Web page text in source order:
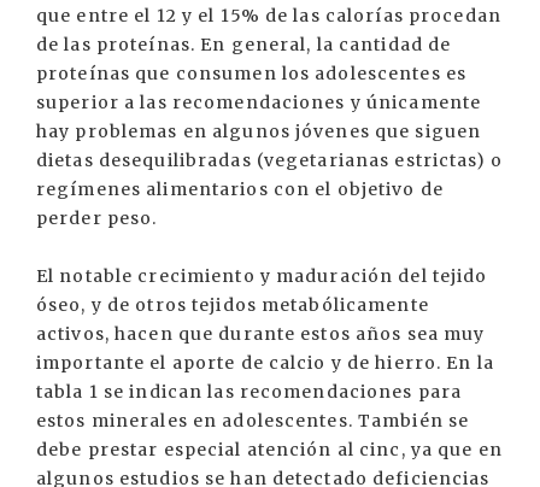
que entre el 12 y el 15% de las calorías procedan
de las proteínas. En general, la cantidad de
proteínas que consumen los adolescentes es
superior a las recomendaciones y únicamente
hay problemas en algunos jóvenes que siguen
dietas desequilibradas (vegetarianas estrictas) o
regímenes alimentarios con el objetivo de
perder peso.
El notable crecimiento y maduración del tejido
óseo, y de otros tejidos metabólicamente
activos, hacen que durante estos años sea muy
importante el aporte de calcio y de hierro. En la
tabla 1 se indican las recomendaciones para
estos minerales en adolescentes. También se
debe prestar especial atención al cinc, ya que en
algunos estudios se han detectado deficiencias